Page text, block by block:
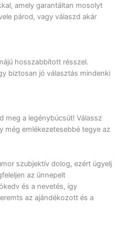
amely garantáltan mosolyt
párod, vagy válaszd akár
hosszabbított résszel.
biztosan jó választás mindenki
meg a legénybúcsút! Válassz
még emlékezetesebbé tegye az
szubjektív dolog, ezért ügyelj
az ünnepelt
és a nevetés, így
az ajándékozott és a